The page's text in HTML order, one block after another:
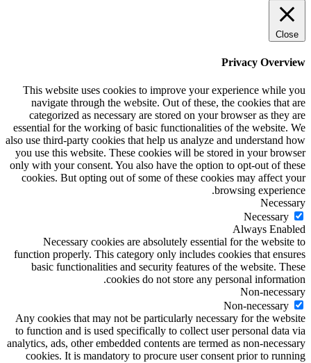
Close
Privacy Overview
This website uses cookies to improve your experience while you
navigate through the website. Out of these, the cookies that are
categorized as necessary are stored on your browser as they are
essential for the working of basic functionalities of the website. We
also use third-party cookies that help us analyze and understand how
you use this website. These cookies will be stored in your browser
only with your consent. You also have the option to opt-out of these
cookies. But opting out of some of these cookies may affect your
browsing experience.
Necessary
Necessary
Always Enabled
Necessary cookies are absolutely essential for the website to
function properly. This category only includes cookies that ensures
basic functionalities and security features of the website. These
cookies do not store any personal information.
Non-necessary
Non-necessary
Any cookies that may not be particularly necessary for the website
to function and is used specifically to collect user personal data via
analytics, ads, other embedded contents are termed as non-necessary
cookies. It is mandatory to procure user consent prior to running